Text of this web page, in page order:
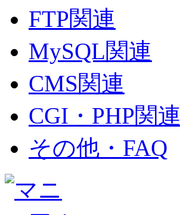
FTP関連
MySQL関連
CMS関連
CGI・PHP関連
その他・FAQ